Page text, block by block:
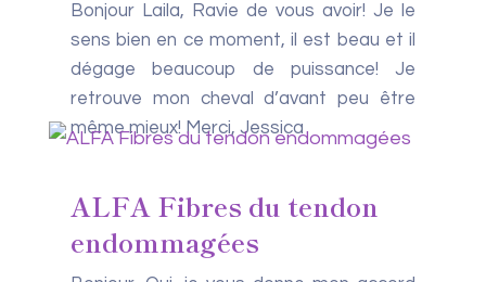
Bonjour Laila, Ravie de vous avoir! Je le
sens bien en ce moment, il est beau et il
dégage beaucoup de puissance! Je
retrouve mon cheval d’avant peu être
même mieux! Merci, Jessica
ALFA Fibres du tendon
endommagées